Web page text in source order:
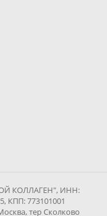
КОЛЛАГЕН", ИНН:
КПП: 773101001
тер Сколково